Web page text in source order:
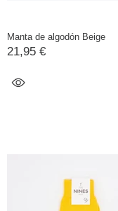
Manta de algodón Beige
21,95 €